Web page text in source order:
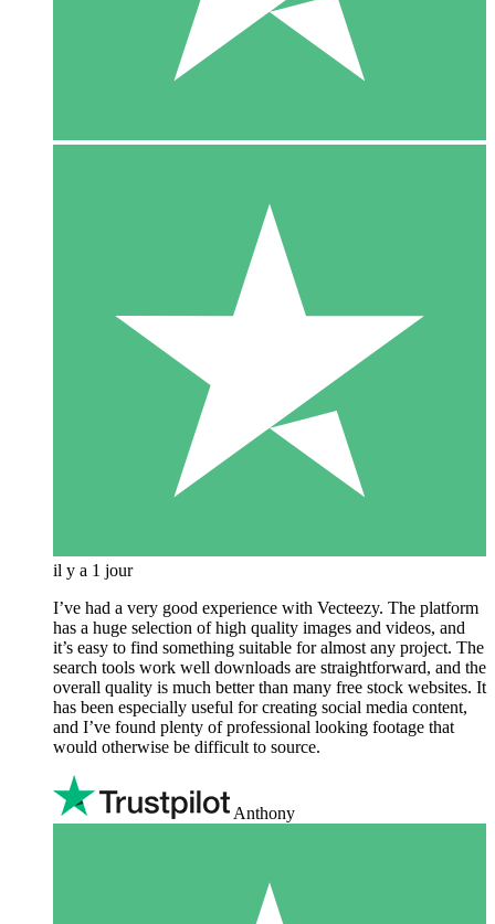
il y a 1 jour
I’ve had a very good experience with Vecteezy. The platform
has a huge selection of high quality images and videos, and
it’s easy to find something suitable for almost any project. The
search tools work well downloads are straightforward, and the
overall quality is much better than many free stock websites. It
has been especially useful for creating social media content,
and I’ve found plenty of professional looking footage that
would otherwise be difficult to source.
Anthony